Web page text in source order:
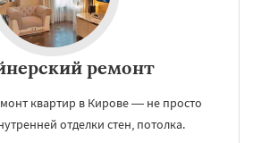
ремонт
квартир в Кирове — не просто
отделки стен, потолка.